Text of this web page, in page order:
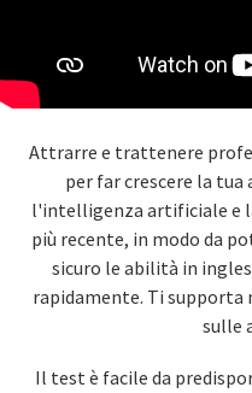
Attrarre e trattenere
per far crescere la
l'intelligenza artificiale e
più recente, in modo da
sicuro le abilità in
rapidamente. Ti supporta
sulle
Il test è facile da